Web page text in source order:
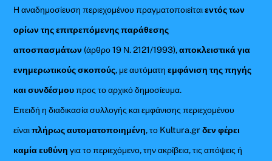
Η αναδημοσίευση περιεχομένου πραγματοποιείταιεντός των
ορίων της επιτρεπόμενης παράθεσης
αποσπασμάτων (άρθρο 19 Ν. 2121/1993),αποκλειστικά για
ενημερωτικούς σκοπούς, με αυτόματηεμφάνιση της πηγής
και συνδέσμουπρος το αρχικό δημοσίευμα.
Επειδή η διαδικασία συλλογής και εμφάνισης περιεχομένου
είναιπλήρως αυτοματοποιημένη, το Kultura.grδεν φέρει
καμία ευθύνη για το περιεχόμενο, την ακρίβεια, τις απόψεις ή